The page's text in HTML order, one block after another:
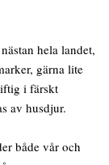
hela landet,
gärna lite
i färskt
av husdjur.
både vår och